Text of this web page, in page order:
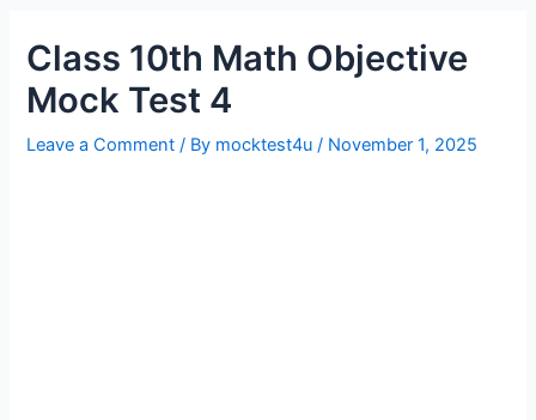
Class 10th Math Objective
Mock Test 4
Leave a Comment / By mocktest4u / November 1, 2025